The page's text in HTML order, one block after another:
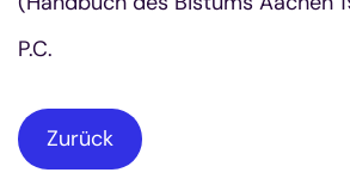
P.C.
Zurück